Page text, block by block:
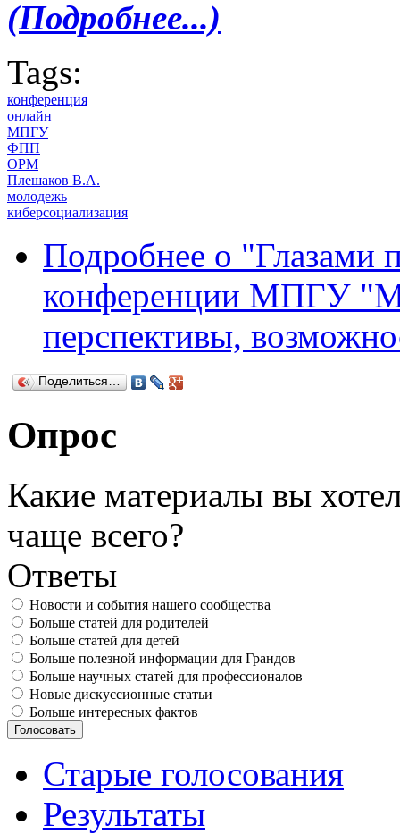
(Подробнее...)
Tags:
конференция
онлайн
МПГУ
ФПП
ОРМ
Плешаков В.А.
молодежь
киберсоциализация
Подробнее о "Глазами
конференции МПГУ
перспективы,
Поделиться…
Опрос
Какие материалы вы
чаще всего?
Ответы
Новости и события нашего сообщества
Больше статей для родителей
Больше статей для детей
Больше полезной информации для Грандов
Больше научных статей для профессионалов
Новые дискуссионные статьи
Больше интересных фактов
Старые голосования
Результаты